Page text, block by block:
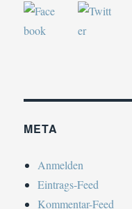
META
Anmelden
Eintrags-Feed
Kommentar-Feed